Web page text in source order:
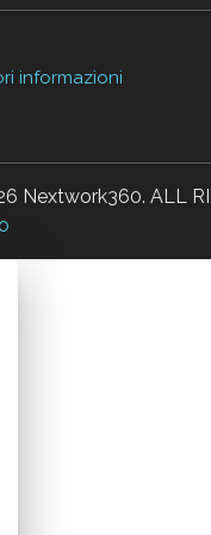
informazioni
ALL